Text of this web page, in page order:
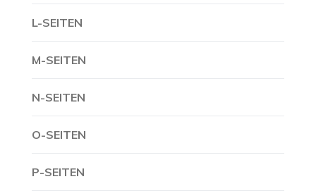
L-SEITEN
M-SEITEN
N-SEITEN
O-SEITEN
P-SEITEN